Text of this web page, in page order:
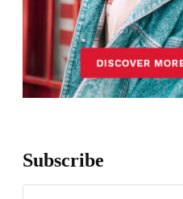
Subscribe